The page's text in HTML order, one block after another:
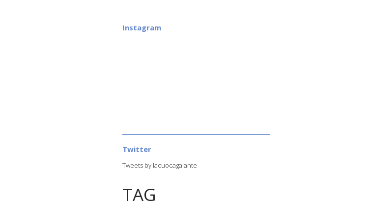
Instagram
Twitter
Tweets by lacuocagalante
TAG